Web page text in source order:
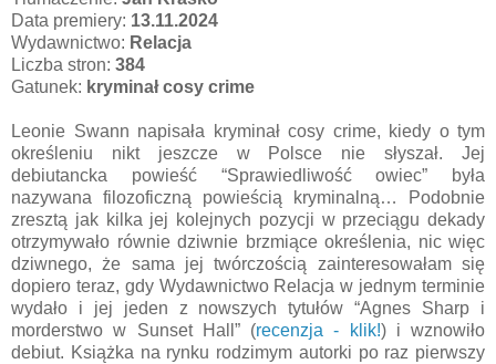
Data premiery: 13.11.2024
Wydawnictwo: Relacja
Liczba stron: 384
Gatunek: kryminał cosy crime
Leonie Swann napisała kryminał cosy crime, kiedy o tym
określeniu nikt jeszcze w Polsce nie słyszał. Jej
debiutancka powieść “Sprawiedliwość owiec” była
nazywana filozoficzną powieścią kryminalną… Podobnie
zresztą jak kilka jej kolejnych pozycji w przeciągu dekady
otrzymywało równie dziwnie brzmiące określenia, nic więc
dziwnego, że sama jej twórczością zainteresowałam się
dopiero teraz, gdy Wydawnictwo Relacja w jednym terminie
wydało i jej jeden z nowszych tytułów “Agnes Sharp i
morderstwo w Sunset Hall” (recenzja - klik!) i wznowiło
debiut. Książka na rynku rodzimym autorki po raz pierwszy